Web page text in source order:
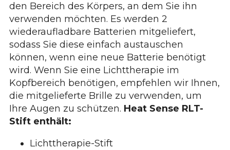
den Bereich des Körpers, an dem Sie ihn
verwenden möchten. Es werden 2
wiederaufladbare Batterien mitgeliefert,
sodass Sie diese einfach austauschen
können, wenn eine neue Batterie benötigt
wird. Wenn Sie eine Lichttherapie im
Kopfbereich benötigen, empfehlen wir Ihnen,
die mitgelieferte Brille zu verwenden, um
Ihre Augen zu schützen. Heat Sense RLT-
Stift enthält:
Lichttherapie-Stift